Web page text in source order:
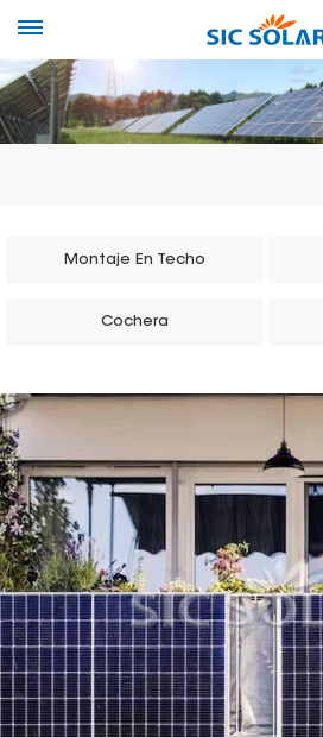
Montaje En Techo
Cochera